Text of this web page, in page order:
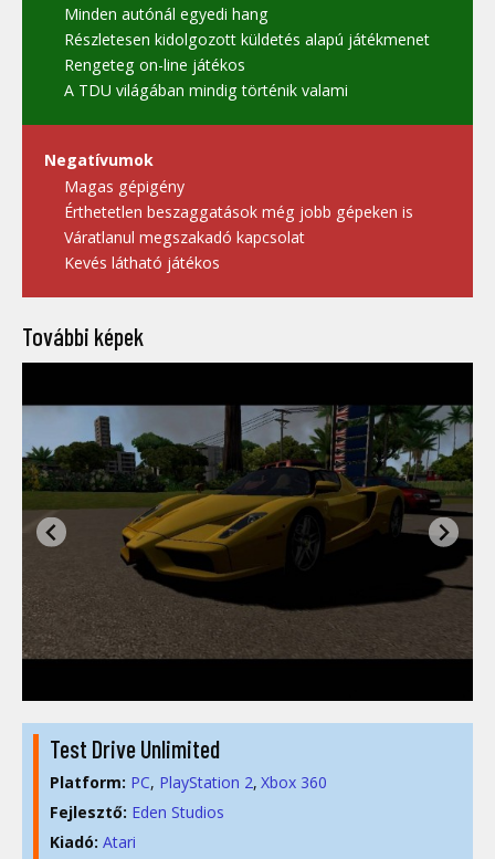
Minden autónál egyedi hang
Részletesen kidolgozott küldetés alapú játékmenet
Rengeteg on-line játékos
A TDU világában mindig történik valami
Negatívumok
Magas gépigény
Érthetetlen beszaggatások még jobb gépeken is
Váratlanul megszakadó kapcsolat
Kevés látható játékos
További képek
Test Drive Unlimited
Platform: PC PlayStation 2 Xbox 360
Fejlesztő: Eden Studios
Kiadó: Atari